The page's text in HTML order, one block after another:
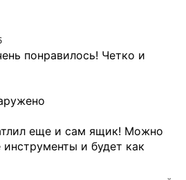
понравилось! Четко и
еще и сам ящик! Можно
и будет как